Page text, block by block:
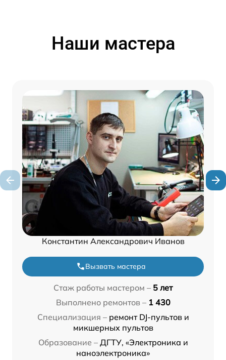
Наши мастера
Константин Александрович Иванов
Вызвать мастера
Стаж работы мастером – 5 лет
Выполнено ремонтов – 1 430
Специализация – ремонт DJ-пультов и
микшерных пультов
Образование – ДГТУ, «Электроника и
наноэлектроника»